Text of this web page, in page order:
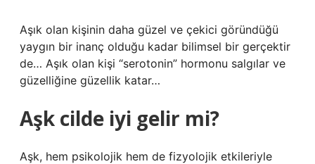
Aşık olan kişinin daha güzel ve çekici göründüğü
yaygın bir inanç olduğu kadar bilimsel bir gerçektir
de… Aşık olan kişi “serotonin” hormonu salgılar ve
güzelliğine güzellik katar…
Aşk cilde iyi gelir mi?
Aşk, hem psikolojik hem de fizyolojik etkileriyle